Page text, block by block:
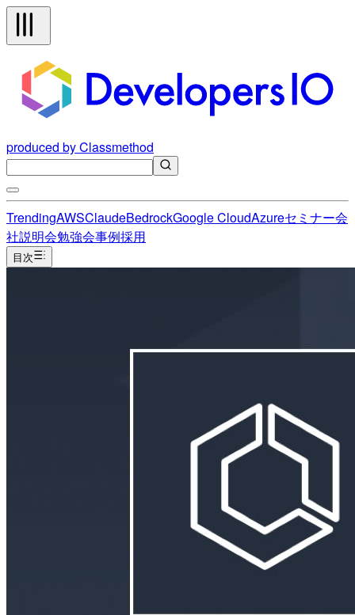
produced by Classmethod
TrendingAWSClaudeBedrockGoogle CloudAzureセミナー会
社説明会勉強会事例採用
目次